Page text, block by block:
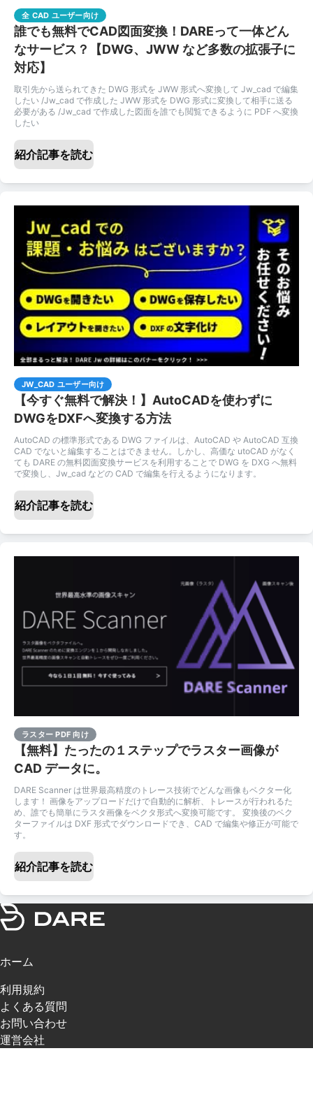
全 CAD ユーザー向け
誰でも無料でCAD図面変換！DAREって一体どん
なサービス？【DWG、JWW など多数の拡張子に
対応】
取引先から送られてきた DWG 形式を JWW 形式へ変換して Jw_cad で編集
したい /Jw_cad で作成した JWW 形式を DWG 形式に変換して相手に送る
必要がある /Jw_cad で作成した図面を誰でも閲覧できるように PDF へ変換
したい
紹介記事を読む
JW_CAD ユーザー向け
【今すぐ無料で解決！】AutoCADを使わずに
DWGをDXFへ変換する方法
AutoCAD の標準形式である DWG ファイルは、AutoCAD や AutoCAD 互換
CAD でないと編集することはできません。しかし、高価な utoCAD がなく
ても DARE の無料図面変換サービスを利用することで DWG を DXG へ無料
で変換し、Jw_cad などの CAD で編集を行えるようになります。
紹介記事を読む
ラスター PDF 向け
【無料】たったの１ステップでラスター画像が
CAD データに。
DARE Scanner は世界最高精度のトレース技術でどんな画像もベクター化
します！ 画像をアップロードだけで自動的に解析、トレースが行われるた
め、誰でも簡単にラスタ画像をベクタ形式へ変換可能です。 変換後のベク
ターファイルは DXF 形式でダウンロードでき、CAD で編集や修正が可能で
す。
紹介記事を読む
ホーム
利用規約
よくある質問
お問い合わせ
運営会社